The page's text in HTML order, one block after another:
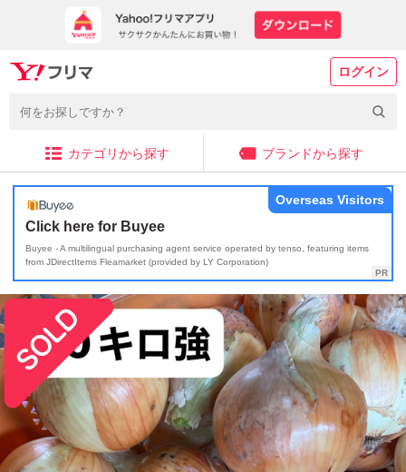
ログイン
カテゴリから探す ブランドから探す
Click here for Buyee
Buyee - A multilingual purchasing agent service operated by tenso, featuring items
from JDirectItems Fleamarket (provided by LY Corporation)
Overseas Visitors